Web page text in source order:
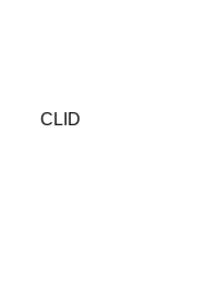
CLID